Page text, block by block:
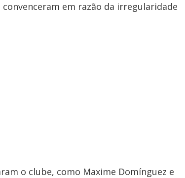
em razão da irregularidade
o clube, como Maxime Domínguez e